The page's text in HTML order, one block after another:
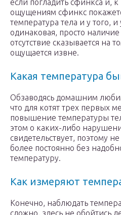
если погладить сфинкса и,
ощущениям сфинкс
температура тела и у того, и
одинаковая, просто
отсутствие сказывается на
ощущается извне.
Какая температура
Обзаводясь домашним
что для котят трех первых
повышение температуры
этом о каких-либо
свидетельствует, поэтому
более постоянно без
температуру.
Как измеряют
Конечно, наблюдать
сложно, здесь не обойтись